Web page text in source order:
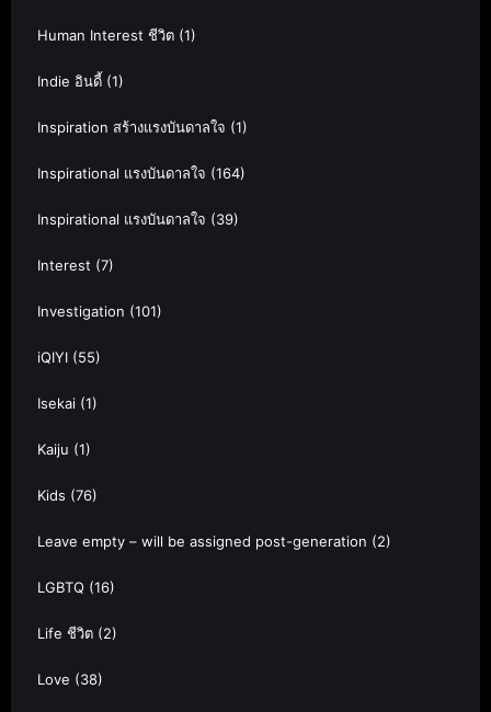
Human Interest ชีวิต (1)
Indie อินดี้ (1)
Inspiration สร้างแรงบันดาลใจ (1)
Inspirational แรงบันดาลใจ (164)
Inspirational แรงบันดาลใจ (39)
Interest (7)
Investigation (101)
iQIYI (55)
Isekai (1)
Kaiju (1)
Kids (76)
Leave empty – will be assigned post-generation (2)
LGBTQ (16)
Life ชีวิต (2)
Love (38)